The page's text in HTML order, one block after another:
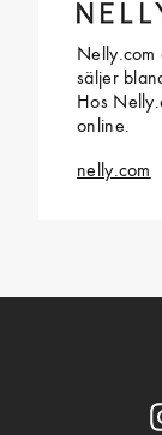
Nelly.com
säljer
Hos
online.
nelly.com